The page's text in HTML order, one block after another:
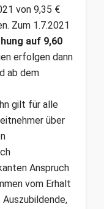
von 9,35 €
Zum 1.7.2021
auf 9,60
erfolgen dann
ab dem
gilt für alle
über
Anspruch
vom Erhalt